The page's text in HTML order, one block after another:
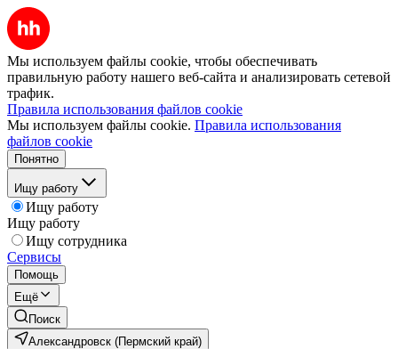
Мы используем файлы cookie, чтобы обеспечивать
правильную работу нашего веб-сайта и анализировать сетевой
трафик.
Правила использования файлов cookie
Мы используем файлы cookie. Правила использования
файлов cookie
Понятно
Ищу работу
Ищу работу
Ищу работу
Ищу сотрудника
Сервисы
Помощь
Ещё
Поиск
Александровск (Пермский край)